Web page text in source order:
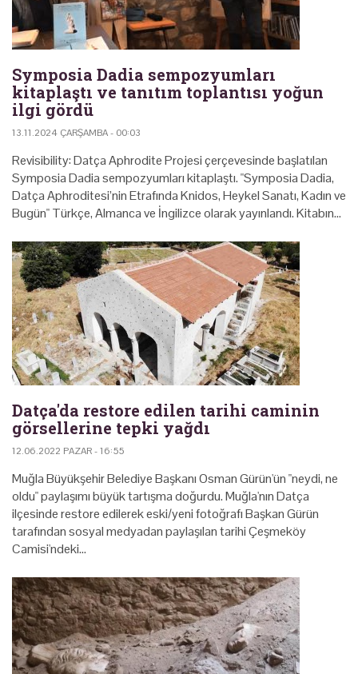
Symposia Dadia sempozyumları
kitaplaştı ve tanıtım toplantısı yoğun
ilgi gördü
13.11.2024 ÇARŞAMBA - 00:03
Revisibility: Datça Aphrodite Projesi çerçevesinde başlatılan
Symposia Dadia sempozyumları kitaplaştı. "Symposia Dadia,
Datça Aphroditesi’nin Etrafında Knidos, Heykel Sanatı, Kadın ve
Bugün" Türkçe, Almanca ve İngilizce olarak yayınlandı. Kitabın…
Datça'da restore edilen tarihi caminin
görsellerine tepki yağdı
12.06.2022 PAZAR - 16:55
Muğla Büyükşehir Belediye Başkanı Osman Gürün'ün "neydi, ne
oldu" paylaşımı büyük tartışma doğurdu. Muğla'nın Datça
ilçesinde restore edilerek eski/yeni fotoğrafı Başkan Gürün
tarafından sosyal medyadan paylaşılan tarihi Çeşmeköy
Camisi'ndeki…